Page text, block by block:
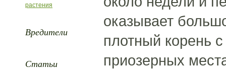
растения
Вредители
Статьи
оказывает
плотный корень
приозерных